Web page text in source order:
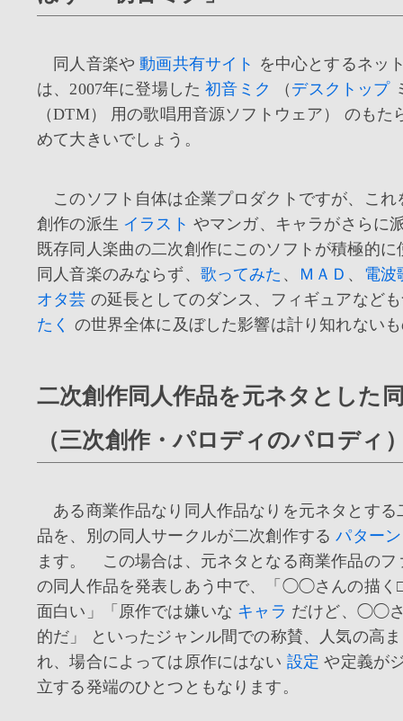
同人音楽や動画共有サイト を中心とするネッ
は、2007年に登場した初音ミク （ デスクトップ
（DTM） 用の歌唱用音源ソフトウェア） のもた
めて大きいでしょう。
このソフト自体は企業プロダクトですが、これ
創作の派生 イラスト やマンガ、キャラがさらに
既存同人楽曲の二次創作にこのソフトが積極的に
同人音楽のみならず、 歌ってみた 、 ＭＡＤ 、 電波
オタ芸 の延長としてのダンス、フィギュアなど
たく の世界全体に及ぼした影響は計り知れない
二次創作同人作品を元ネタとした
（三次創作・パロディのパロディ
ある商業作品なり同人作品なりを元ネタとする
品を、別の同人サークルが二次創作するパターン
ます。 この場合は、元ネタとなる商業作品のフ
の同人作品を発表しあう中で、「◯◯さんの描く
面白い」「原作では嫌いな キャラ だけど、◯◯
的だ」 といったジャンル間での称賛、人気の高
れ、場合によっては原作にはない 設定 や定義が
立する発端のひとつともなります。